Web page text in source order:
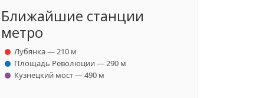
Ближайшие станции
метро
Лубянка — 210 м
Площадь Революции — 290 м
Кузнецкий мост — 490 м